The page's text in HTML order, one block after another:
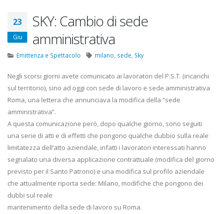
23
Giu
SKY: Cambio di sede
amministrativa
Emittenza e Spettacolo milano sede Sky
Negli scorsi giorni avete comunicato ai lavoratori del P.S.T. (incarichi
sul territorio), sino ad oggi con sede di lavoro e sede amministrativa
Roma, una lettera che annunciava la modifica della “sede
amministrativa”.
A questa comunicazione però, dopo qualche giorno, sono seguiti
una serie di atti e di effetti che pongono qualche dubbio sulla reale
limitatezza dell’atto aziendale, infatti i lavoratori interessati hanno
segnalato una diversa applicazione contrattuale (modifica del giorno
previsto per il Santo Patrono) e una modifica sul profilo aziendale
che attualmente riporta sede: Milano, modifiche che pongono dei
dubbi sul reale
mantenimento della sede di lavoro su Roma.
Elezioni RSU TIM Servizi
Digitali
Telecom: sciopero contro
lo scorporo della rete
21 Giugno 2022